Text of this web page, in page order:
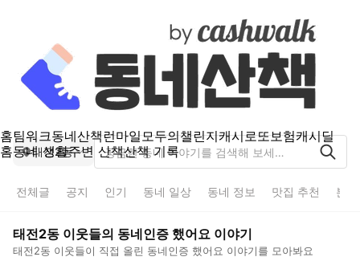
홈팀워크동네산책런마일모두의챌린지캐시로또보험캐시딜
홈동네 생활주변 산책산책 기록
태전2동
전체글 공지 인기 동네 일상 동네 정보 맛집 추천 분
태전2동 이웃들의 동네인증 했어요 이야기
태전2동 이웃들이 직접 올린 동네인증 했어요 이야기를 모아봐요